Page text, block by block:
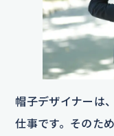
帽子デザイナーは
仕事です。そのた